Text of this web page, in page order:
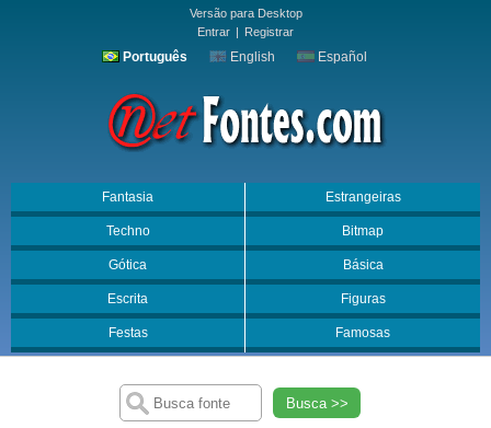
Versão para Desktop
Entrar | Registrar
Português English Español
Fantasia Estrangeiras
Techno Bitmap
Gótica Básica
Escrita Figuras
Festas Famosas
Busca >>